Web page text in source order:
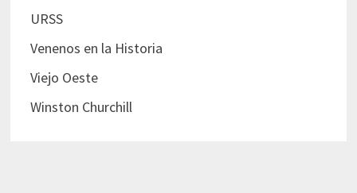
URSS
Venenos en la Historia
Viejo Oeste
Winston Churchill